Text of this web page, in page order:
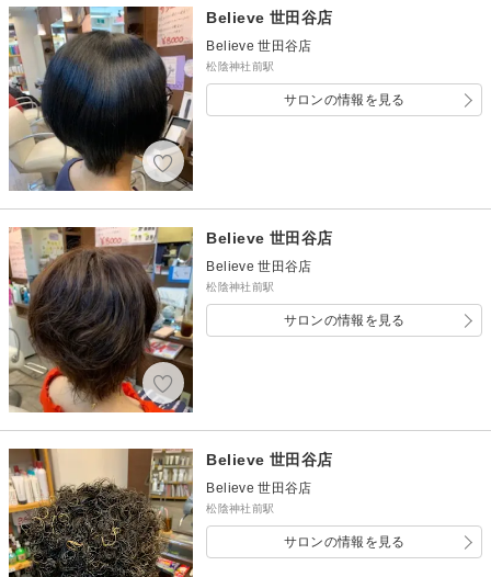
Believe 世田谷店
Believe 世田谷店
松陰神社前駅
サロンの情報を見る
Believe 世田谷店
Believe 世田谷店
松陰神社前駅
サロンの情報を見る
Believe 世田谷店
Believe 世田谷店
松陰神社前駅
サロンの情報を見る